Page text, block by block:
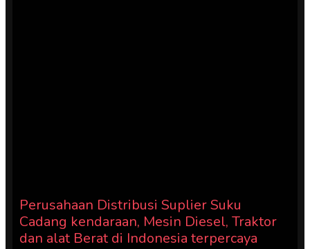
Perusahaan Distribusi Suplier Suku
Cadang kendaraan, Mesin Diesel, Traktor
dan alat Berat di Indonesia terpercaya